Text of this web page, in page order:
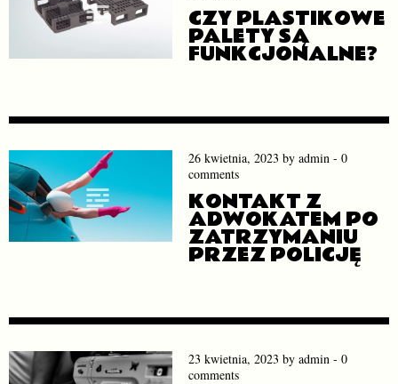
CZY PLASTIKOWE
PALETY SĄ
FUNKCJONALNE?
26 kwietnia, 2023 by admin - 0
comments
KONTAKT Z
ADWOKATEM PO
ZATRZYMANIU
PRZEZ POLICJĘ
23 kwietnia, 2023 by admin - 0
comments